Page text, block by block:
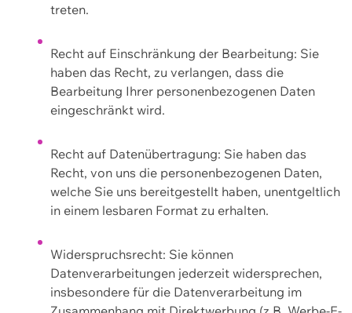
treten.
Recht auf Einschränkung der Bearbeitung: Sie
haben das Recht, zu verlangen, dass die
Bearbeitung Ihrer personenbezogenen Daten
eingeschränkt wird.
Recht auf Datenübertragung: Sie haben das
Recht, von uns die personenbezogenen Daten,
welche Sie uns bereitgestellt haben, unentgeltlich
in einem lesbaren Format zu erhalten.
Widerspruchsrecht: Sie können
Datenverarbeitungen jederzeit widersprechen,
insbesondere für die Datenverarbeitung im